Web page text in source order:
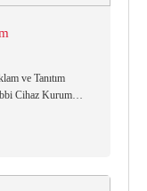
ve Tanıtım
Cihaz Kurum
gerçekleştirildi.